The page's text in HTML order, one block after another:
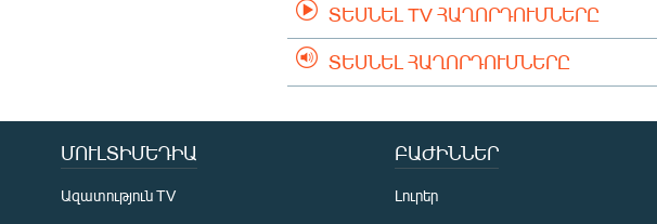
ՏԵՍՆԵԼ TV ՀԱՂՈՐԴՈՒՄՆԵՐԸ
ՏԵՍՆԵԼ ՀԱՂՈՐԴՈՒՄՆԵՐԸ
ՄՈՒԼՏԻՄԵԴԻԱ
Ազատություն TV
ԲԱԺԻՆՆԵՐ
Լուրեր